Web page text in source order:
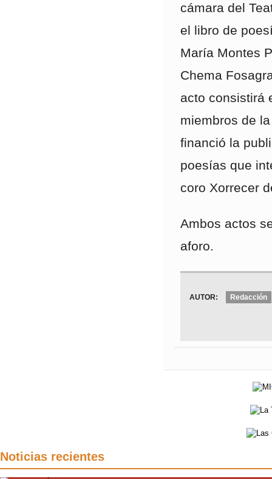
cámara del
el libro de
María Montes
Chema
acto consistirá
miembros de
financió la
poesías que
coro Xorrecer
Ambos actos
aforo.
AUTOR: Redacción
Noticias recientes